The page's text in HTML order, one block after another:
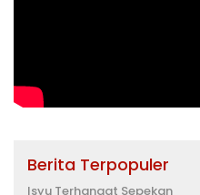
Berita Terpopuler
Isyu Terhangat Sepekan